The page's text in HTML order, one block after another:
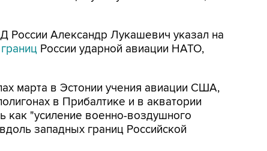
России Александр Лукашевич указал на
России ударной авиации НАТО,
марта в Эстонии учения авиации США,
в Прибалтике и в акватории
как "усиление военно-воздушного
западных границ Российской